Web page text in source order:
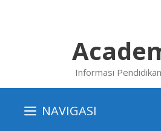
Informasi
NAVIGASI